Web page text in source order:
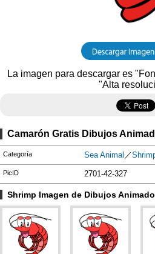
La imagen para descargar es
"Alta
Camarón Gratis Dibujos
Categoría Sea Animal ／
PicID 2701-42-327
Shrimp Imagen de Dibujos